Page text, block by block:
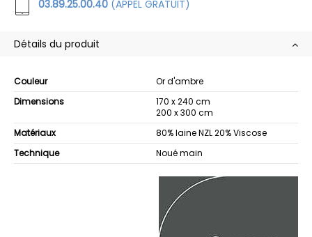
03.89.25.00.40 (APPEL GRATUIT)
Détails du produit
Couleur
Or d'ambre
Dimensions
170 x 240 cm
200 x 300 cm
Matériaux
80% laine NZL 20% Viscose
Technique
Noué main